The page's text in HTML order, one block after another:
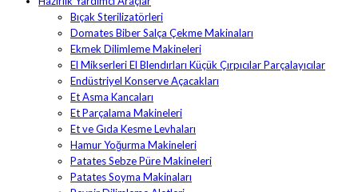
Bıçak Sterilizatörleri
Domates Biber Salça Çekme Makinaları
Ekmek Dilimleme Makineleri
El Mikserleri El Blendırları Küçük Çırpıcılar Parçalayıcılar
Endüstriyel Konserve Açacakları
Et Asma Kancaları
Et Parçalama Makineleri
Et ve Gıda Kesme Levhaları
Hamur Yoğurma Makineleri
Patates Sebze Püre Makineleri
Patates Soyma Makinaları